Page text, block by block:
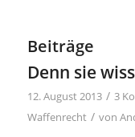
Beiträge
Denn sie
12. August 2013 / 3
Waffenrecht / von